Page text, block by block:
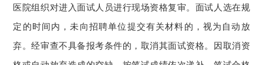
医院组织对进入面试人员进行现场资格复审。面试人选在规
定的时间内，未向招聘单位提交有关材料的，视为自动放
弃。经审查不具备报考条件的，取消其面试资格。因取消资